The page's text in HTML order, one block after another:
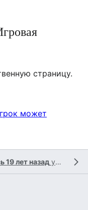
страницу.
может
19 лет назад участником